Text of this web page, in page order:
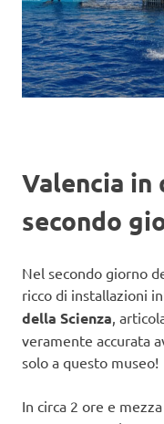
Valencia
secondo
Nel secondo giorno
ricco di installazioni
della Scienza ,
veramente accurata
solo a questo museo!
In circa 2 ore e